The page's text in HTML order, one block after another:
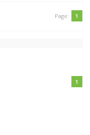
Page: 1
1